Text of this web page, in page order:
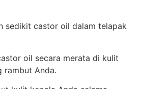
sedikit castor oil dalam telapak
oil secara merata di kulit
rambut Anda.